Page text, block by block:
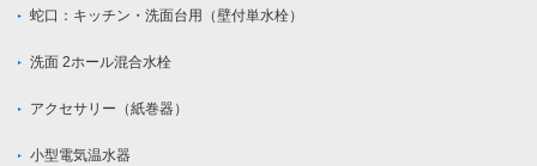
蛇口：キッチン・洗面台用（壁付単水栓）
洗面 2ホール混合水栓
アクセサリー（紙巻器）
小型電気温水器